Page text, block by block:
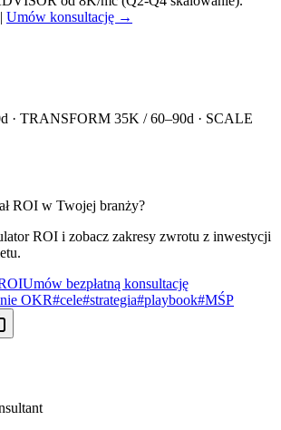
| Umów konsultację →
· TRANSFORM 35K / 60–90d · SCALE
ROI w Twojej branży?
ROI i zobacz zakresy zwrotu z inwestycji
Umów bezpłatną konsultację
OKR#cele#strategia#playbook#MŚP